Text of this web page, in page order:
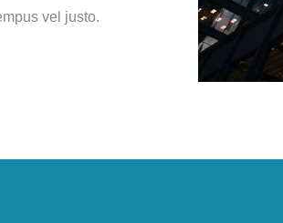
vel justo.